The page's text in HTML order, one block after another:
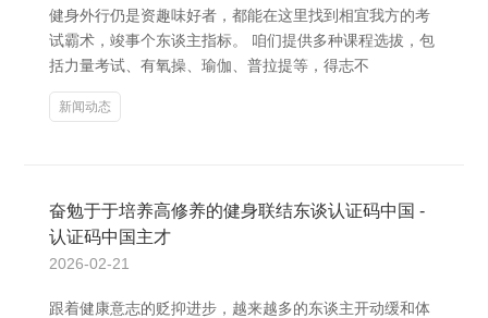
健身外行仍是资趣味好者，都能在这里找到相宜我方的考
试霸术，竣事个东谈主指标。 咱们提供多种课程选拔，包
括力量考试、有氧操、瑜伽、普拉提等，得志不
新闻动态
奋勉于于培养高修养的健身联结东谈认证码中国 -
认证码中国主才
2026-02-21
跟着健康意志的贬抑进步，越来越多的东谈主开动缓和体